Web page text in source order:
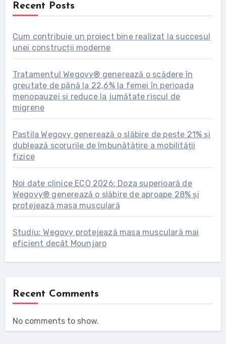
Recent Posts
Cum contribuie un proiect bine realizat la succesul
unei construcții moderne
Tratamentul Wegovy® generează o scădere în
greutate de până la 22,6% la femei în perioada
menopauzei și reduce la jumătate riscul de
migrene
Pastila Wegovy generează o slăbire de peste 21% și
dublează scorurile de îmbunătățire a mobilității
fizice
Noi date clinice ECO 2026: Doza superioară de
Wegovy® generează o slăbire de aproape 28% și
protejează masa musculară
Studiu: Wegovy protejează masa musculară mai
eficient decât Mounjaro
Recent Comments
No comments to show.